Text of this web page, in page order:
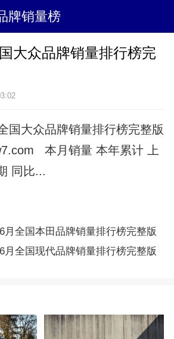
牌销量榜
大众品牌销量排行榜完
国大众品牌销量排行榜完整版
本月销量 本年累计 上
同比...
月全国本田品牌销量排行榜完整版
月全国现代品牌销量排行榜完整版